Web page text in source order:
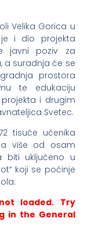
Velika Gorica u
i dio projekta
javni poziv za
a suradnja će se
prostora
te edukaciju
i drugim
Svetec.
tisuće učenika
a više od osam
biti uključeno u
koji se počinje
loaded. Try
in the General